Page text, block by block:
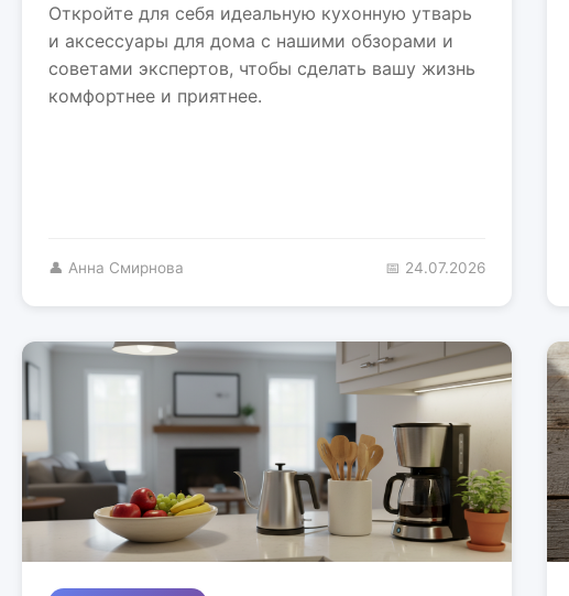
Откройте для себя идеальную кухонную утварь
и аксессуары для дома с нашими обзорами и
советами экспертов, чтобы сделать вашу жизнь
комфортнее и приятнее.
👤 Анна Смирнова 📅 24.07.2026